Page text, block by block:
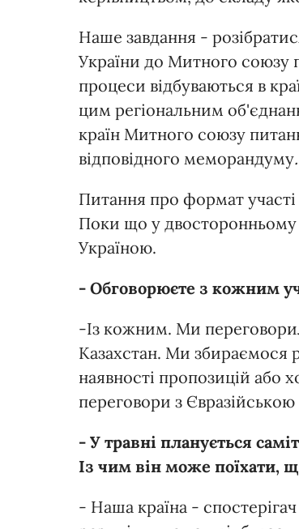
Наше завдання -
України до Митного союзу
процеси відбуваються в
цим регіональним
країн Митного союзу
відповідного меморандуму.
Питання про формат
Поки що у
Україною.
- Обговорюєте з кожним
-Із кожним. Ми
Казахстан. Ми збираємося
наявності пропозицій або
переговори з
- У травні планується
Із чим він може поїхати,
- Наша країна -